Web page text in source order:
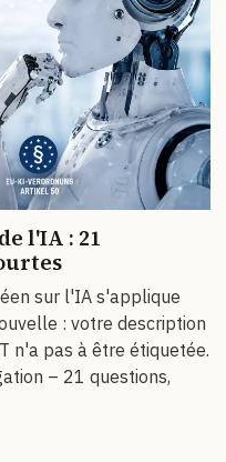
l'IA : 21
sur l'IA s'applique
: votre description
n'a pas à être étiquetée.
– 21 questions,